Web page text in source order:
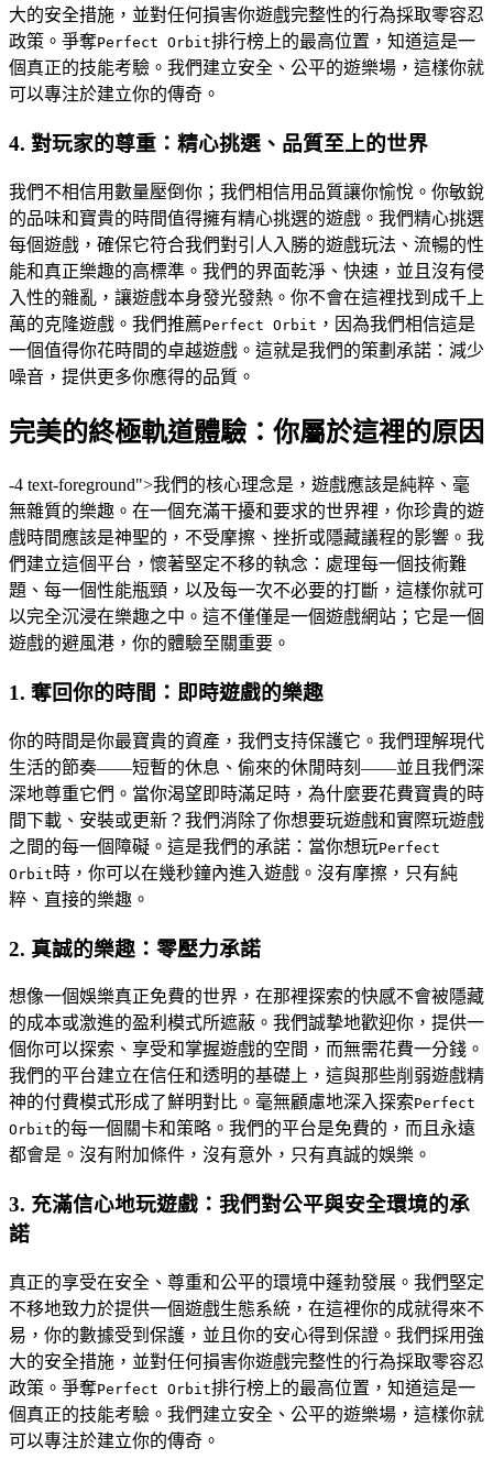
大的安全措施，並對任何損害你遊戲完整性的行為採取零容忍
政策。爭奪Perfect Orbit排行榜上的最高位置，知道這是一
個真正的技能考驗。我們建立安全、公平的遊樂場，這樣你就
可以專注於建立你的傳奇。
4. 對玩家的尊重：精心挑選、品質至上的世界
我們不相信用數量壓倒你；我們相信用品質讓你愉悅。你敏銳
的品味和寶貴的時間值得擁有精心挑選的遊戲。我們精心挑選
每個遊戲，確保它符合我們對引人入勝的遊戲玩法、流暢的性
能和真正樂趣的高標準。我們的界面乾淨、快速，並且沒有侵
入性的雜亂，讓遊戲本身發光發熱。你不會在這裡找到成千上
萬的克隆遊戲。我們推薦Perfect Orbit ，因為我們相信這是
一個值得你花時間的卓越遊戲。這就是我們的策劃承諾：減少
噪音，提供更多你應得的品質。
完美的終極軌道體驗：你屬於這裡的原因
-4 text-foreground">我們的核心理念是，遊戲應該是純粹、毫
無雜質的樂趣。在一個充滿干擾和要求的世界裡，你珍貴的遊
戲時間應該是神聖的，不受摩擦、挫折或隱藏議程的影響。我
們建立這個平台，懷著堅定不移的執念：處理每一個技術難
題、每一個性能瓶頸，以及每一次不必要的打斷，這樣你就可
以完全沉浸在樂趣之中。這不僅僅是一個遊戲網站；它是一個
遊戲的避風港，你的體驗至關重要。
1. 奪回你的時間：即時遊戲的樂趣
你的時間是你最寶貴的資產，我們支持保護它。我們理解現代
生活的節奏——短暫的休息、偷來的休閒時刻——並且我們深
深地尊重它們。當你渴望即時滿足時，為什麼要花費寶貴的時
間下載、安裝或更新？我們消除了你想要玩遊戲和實際玩遊戲
之間的每一個障礙。這是我們的承諾：當你想玩Perfect
Orbit 時，你可以在幾秒鐘內進入遊戲。沒有摩擦，只有純
粹、直接的樂趣。
2. 真誠的樂趣：零壓力承諾
想像一個娛樂真正免費的世界，在那裡探索的快感不會被隱藏
的成本或激進的盈利模式所遮蔽。我們誠摯地歡迎你，提供一
個你可以探索、享受和掌握遊戲的空間，而無需花費一分錢。
我們的平台建立在信任和透明的基礎上，這與那些削弱遊戲精
神的付費模式形成了鮮明對比。毫無顧慮地深入探索Perfect
Orbit的每一個關卡和策略。我們的平台是免費的，而且永遠
都會是。沒有附加條件，沒有意外，只有真誠的娛樂。
3. 充滿信心地玩遊戲：我們對公平與安全環境的承
諾
真正的享受在安全、尊重和公平的環境中蓬勃發展。我們堅定
不移地致力於提供一個遊戲生態系統，在這裡你的成就得來不
易，你的數據受到保護，並且你的安心得到保證。我們採用強
大的安全措施，並對任何損害你遊戲完整性的行為採取零容忍
政策。爭奪Perfect Orbit排行榜上的最高位置，知道這是一
個真正的技能考驗。我們建立安全、公平的遊樂場，這樣你就
可以專注於建立你的傳奇。